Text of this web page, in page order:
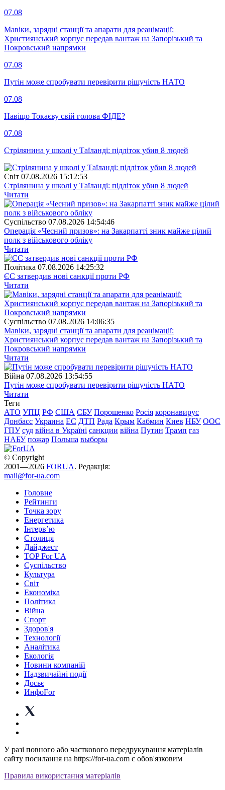
07.08
Мавіки, зарядні станції та апарати для реанімації:
Християнський корпус передав вантаж на Запорізький та
Покровський напрямки
07.08
Путін може спробувати перевірити рішучість НАТО
07.08
Навіщо Токаєву свій голова ФІДЕ?
07.08
Стрілянина у школі у Таїланді: підліток убив 8 людей
Свiт 07.08.2026 15:12:53
Стрілянина у школі у Таїланді: підліток убив 8 людей
Читати
Суспiльство 07.08.2026 14:54:46
Операція «Чесний призов»: на Закарпатті зник майже цілий
полк з військового обліку
Читати
Полiтика 07.08.2026 14:25:32
ЄС затвердив нові санкції проти РФ
Читати
Суспiльство 07.08.2026 14:06:35
Мавіки, зарядні станції та апарати для реанімації:
Християнський корпус передав вантаж на Запорізький та
Покровський напрямки
Читати
Війна 07.08.2026 13:54:55
Путін може спробувати перевірити рішучість НАТО
Читати
Теги
АТО УПЦ РФ США СБУ Порошенко Росія коронавирус
Донбасс Украина ЕС ДТП Рада Крым Кабмин Киев НБУ ООС
ГПУ суд війна в Україні санкции війна Путин Трамп газ
НАБУ пожар Польша выборы
© Copyright
2001—2026 FORUA. Редакція:
mail@for-ua.com
Головне
Рейтинги
Точка зору
Енергетика
Інтерв’ю
Столиця
Дайджест
TOP For UA
Суспiльство
Культура
Світ
Економіка
Політика
Війна
Спорт
Здоров'я
Технології
Аналітика
Екологія
Новини компаній
Надзвичайні події
Досьє
ИнфоFor
У разі повного або часткового передрукування матеріалів
сайту посилання на https://for-ua.com є обов'язковим
Правила використання матеріалів